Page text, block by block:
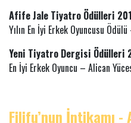
Afife Jale Tiyatro Ödülleri
Yılın En İyi Erkek Oyuncusu
Yeni Tiyatro Dergisi Ödülleri
En İyi Erkek Oyuncu – Alican
Filifu’nun İntikamı -